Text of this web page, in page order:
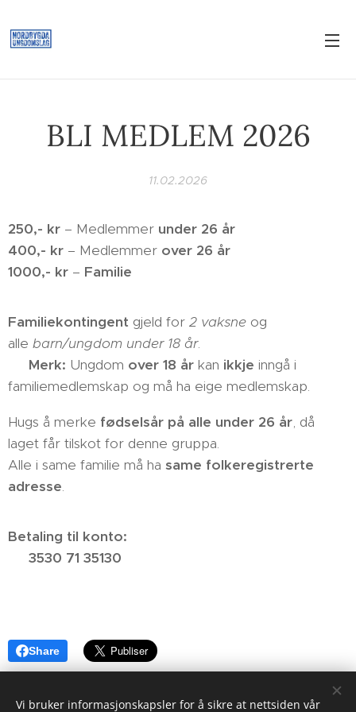
BLI MEDLEM 2026
11.02.2026
250,- kr – Medlemmer under 26 år
400,- kr – Medlemmer over 26 år
1000,- kr – Familie
Familiekontingent gjeld for 2 vaksne og
alle barn/ungdom under 18 år.
Merk: Ungdom over 18 år kan ikkje inngå i
familiemedlemskap og må ha eige medlemskap.
Hugs å merke fødselsår på alle under 26 år, då
laget får tilskot for denne gruppa.
Alle i same familie må ha same folkeregistrerte
adresse.
Betaling til konto:
3530 71 35130
Share
Vi bruker informasjonskapsler for å sikre at nettsiden vår